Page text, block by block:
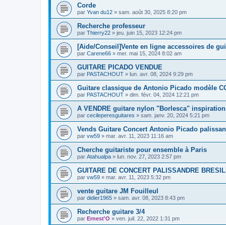
Corde
par Yvan du12 » sam. août 30, 2025 8:20 pm
Recherche professeur
par Thierry22 » jeu. juin 15, 2023 12:24 pm
[Aide/Conseil]Vente en ligne accessoires de
par Carene66 » mer. mai 15, 2024 8:02 am
GUITARE PICADO VENDUE
par PASTACHOUT » lun. avr. 08, 2024 9:29 pm
Guitare classique de Antonio Picado modèle
par PASTACHOUT » dim. févr. 04, 2024 12:21 pm
A VENDRE guitare nylon "Borlesca"
par cecileperesguitares » sam. janv. 20, 2024 5:21 pm
Vends Guitare Concert Antonio Picado
par vw59 » mar. avr. 11, 2023 11:16 am
Cherche guitariste pour ensemble à Paris
par Atahualpa » lun. nov. 27, 2023 2:57 pm
GUITARE DE CONCERT PALISSANDRE
par vw59 » mar. avr. 11, 2023 5:32 pm
vente guitare JM Fouilleul
par didier1965 » sam. avr. 08, 2023 8:43 pm
Recherche guitare 3/4
par Ernest'O » ven. juil. 22, 2022 1:31 pm